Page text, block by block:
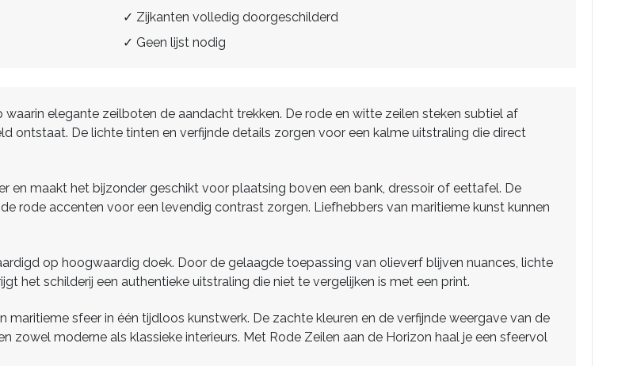
✓ Zijkanten volledig doorgeschilderd
✓ Geen lijst nodig
elegante zeilboten de aandacht trekken. De rode en witte zeilen steken subtiel af
ontstaat. De lichte tinten en verfijnde details zorgen voor een kalme uitstraling die direct
en maakt het bijzonder geschikt voor plaatsing boven een bank, dressoir of eettafel. De
rode accenten voor een levendig contrast zorgen. Liefhebbers van maritieme kunst kunnen
op hoogwaardig doek. Door de gelaagde toepassing van olieverf blijven nuances, lichte
het schilderij een authentieke uitstraling die niet te vergelijken is met een print.
sfeer in één tijdloos kunstwerk. De zachte kleuren en de verfijnde weergave van de
moderne als klassieke interieurs. Met Rode Zeilen aan de Horizon haal je een sfeervol